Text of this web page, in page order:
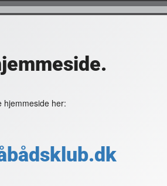
hjemmeside her: